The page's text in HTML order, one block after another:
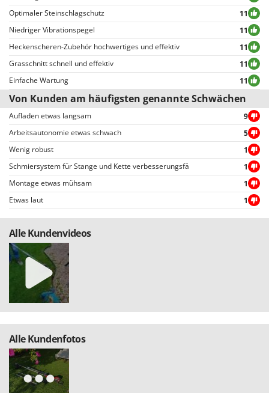
unangemessenen Texten und Inhalten oder der Verletzung der
Privatsphäre von Personen.
Alle Bewertungen, sowohl die positiven als auch die negativen, können vom
Benutzer leicht eingesehen werden, auch dank der Filter, die eine
vereinfachte Auswahl ermöglichen, einschließlich der Auswahl von
positiven oder negativen Bewertungen.
Optimaler Steinschlagschutz
11
Niedriger Vibrationspegel
11
Heckenscheren-Zubehör hochwertiges und effektiv
11
Grasschnitt schnell und effektiv
11
Einfache Wartung
11
Von Kunden am häufigsten genannte Schwächen
Aufladen etwas langsam
9
Arbeitsautonomie etwas schwach
5
Wenig robust
1
Schmiersystem für Stange und Kette verbesserungsfä
1
Montage etwas mühsam
1
Etwas laut
1
Alle Kundenvideos
Alle Kundenfotos